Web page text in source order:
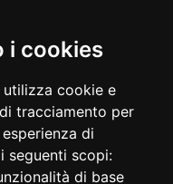
i cookies
cookie e
tracciamento per
di
seguenti scopi:
di base
CZ